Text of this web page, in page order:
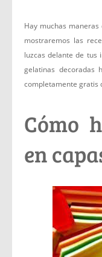
Hay muchas
mostraremos las
luzcas delante de tus
gelatinas decoradas
completamente gratis
Cómo
en